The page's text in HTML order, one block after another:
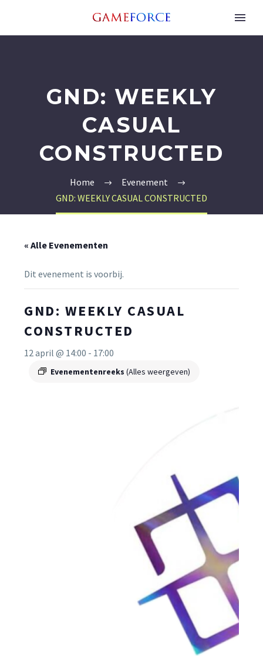
GND: WEEKLY
CASUAL
CONSTRUCTED
Home
Evenement
GND: WEEKLY CASUAL CONSTRUCTED
« Alle Evenementen
Dit evenement is voorbij.
GND: WEEKLY CASUAL
CONSTRUCTED
12 april @ 14:00 - 17:00
Evenementenreeks (Alles weergeven)